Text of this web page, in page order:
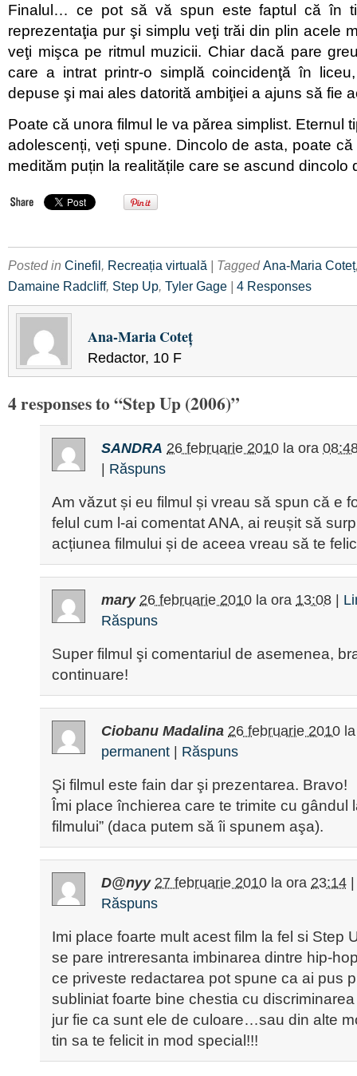
Finalul… ce pot să vă spun este faptul că în
reprezentaţia pur şi simplu veţi trăi din plin acele
veţi mişca pe ritmul muzicii. Chiar dacă pare
care a intrat printr-o simplă coincidenţă în
depuse şi mai ales datorită ambiţiei a ajuns să fie
Poate că unora filmul le va părea simplist. Eternul
adolescenți, veți spune. Dincolo de asta, poate
medităm puțin la realitățile care se ascund dincolo
Posted in Cinefil, Recreația virtuală | TaggedAna-Maria Coteț
Damaine Radcliff, Step Up, Tyler Gage | 4 Responses
Ana-Maria Coteţ
Redactor, 10 F
4 responses to “Step Up (2006)”
SANDRA 26 februarie 2010 la ora
Răspuns
Am văzut și eu filmul și vreau să spun că e
felul cum l-ai comentat ANA, ai reușit să
acțiunea filmului și de aceea vreau să te
mary 26 februarie 2010 la ora 13:08
Răspuns
Super filmul şi comentariul de asemenea,
continuare!
Ciobanu Madalina 26 februarie 2010
permanent
Răspuns
Şi filmul este fain dar şi prezentarea. Bravo!
Îmi place închierea care te trimite cu gândul
filmului” (daca putem să îi spunem aşa).
D@nyy 27 februarie 2010 la ora 23:14
Răspuns
Imi place foarte mult acest film la fel si Step
se pare intreresanta imbinarea dintre hip-
ce priveste redactarea pot spune ca ai pus
subliniat foarte bine chestia cu
jur fie ca sunt ele de culoare…sau din alte
tin sa te felicit in mod special!!!